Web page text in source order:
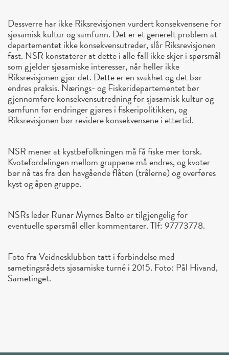
Dessverre har ikke Riksrevisjonen vurdert konsekvensene for
sjøsamisk kultur og samfunn. Det er et generelt problem at
departementet ikke konsekvensutreder, slår Riksrevisjonen
fast. NSR konstaterer at dette i alle fall ikke skjer i spørsmål
som gjelder sjøsamiske interesser, når heller ikke
Riksrevisjonen gjør det. Dette er en svakhet og det bør
endres praksis. Nærings- og Fiskeridepartementet bør
gjennomføre konsekvensutredning for sjøsamisk kultur og
samfunn før endringer gjøres i fiskeripolitikken, og
Riksrevisjonen bør revidere konsekvensene i ettertid.
NSR mener at kystbefolkningen må få fiske mer torsk.
Kvotefordelingen mellom gruppene må endres, og kvoter
bør nå tas fra den havgående flåten (trålerne) og overføres
kyst og åpen gruppe.
NSRs leder Runar Myrnes Balto er tilgjengelig for
eventuelle spørsmål eller kommentarer. Tlf: 97773778.
Foto fra Veidnesklubben tatt i forbindelse med
sametingsrådets sjøsamiske turné i 2015. Foto: Pål Hivand,
Sametinget.